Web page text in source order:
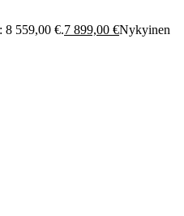
8 559,00 €.7 899,00 €Nykyinen